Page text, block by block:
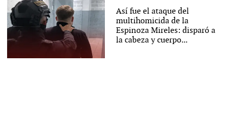
Así fue el ataque del
multihomicida de la
Espinoza Mireles: disparó a
la cabeza y cuerpo...